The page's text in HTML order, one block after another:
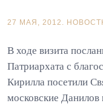
27 МАЯ, 2012.
В ходе визита
Патриархата с
Кирилла посетили
московские